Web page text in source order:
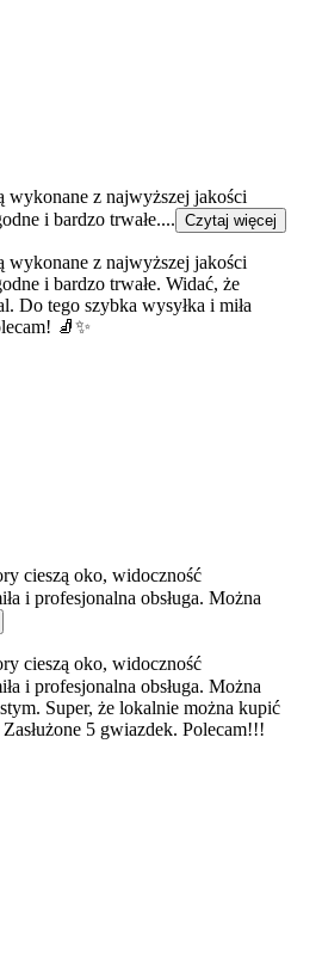
wykonane z najwyższej jakości
i bardzo trwałe.... Czytaj więcej
wykonane z najwyższej jakości
i bardzo trwałe. Widać, że
Do tego szybka wysyłka i miła
🧦✨
cieszą oko, widoczność
i profesjonalna obsługa. Można
cieszą oko, widoczność
i profesjonalna obsługa. Można
Super, że lokalnie można kupić
5 gwiazdek. Polecam!!!